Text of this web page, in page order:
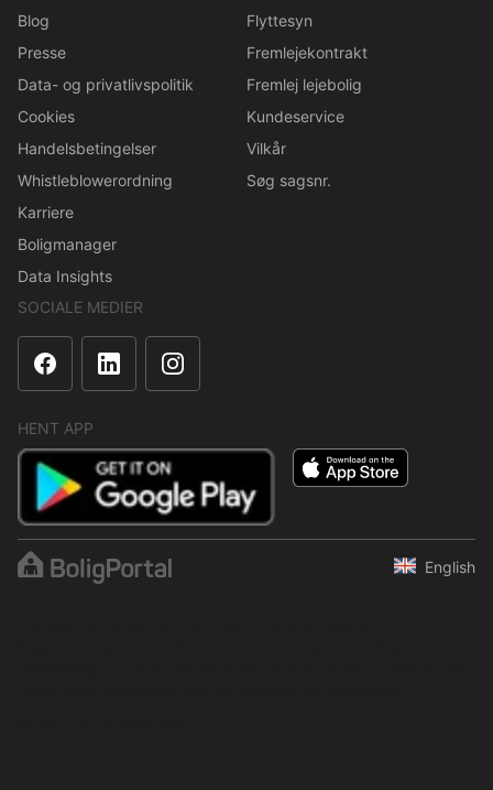
Blog
Presse
Data- og privatlivspolitik
Cookies
Handelsbetingelser
Whistleblowerordning
Karriere
Boligmanager
Data Insights
Flyttesyn
Fremlejekontrakt
Fremlej lejebolig
Kundeservice
Vilkår
Søg sagsnr.
SOCIALE MEDIER
HENT APP
English